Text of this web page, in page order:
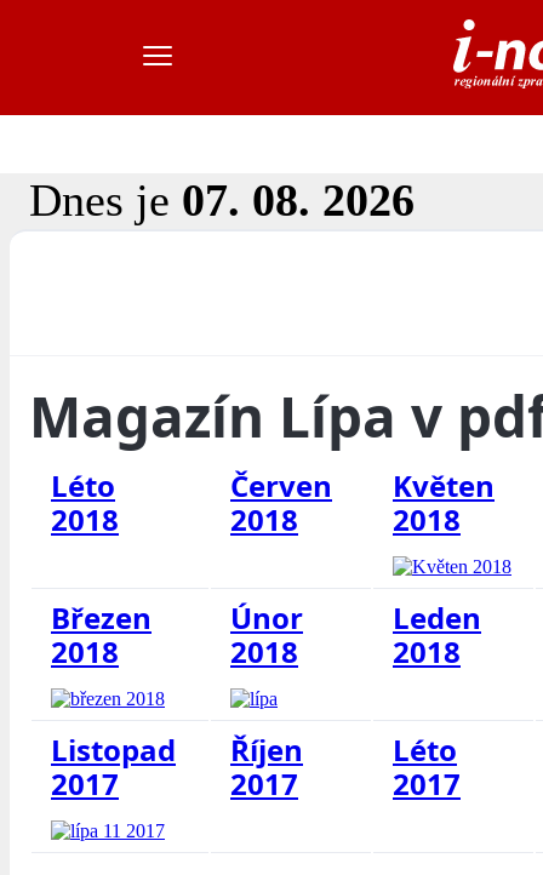
Dnes je 07. 08. 2026
Magazín Lípa v
Léto
2018
Červen
2018
Květen
2018
Březen
2018
Únor
2018
Leden
2018
Listopad
2017
Říjen
2017
Léto
2017